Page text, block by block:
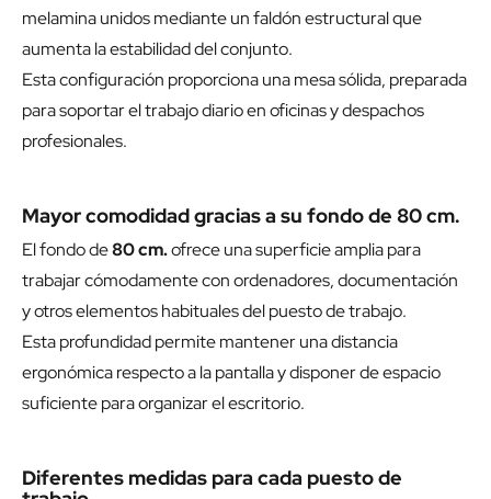
melamina unidos mediante un faldón estructural que
aumenta la estabilidad del conjunto.
Esta configuración proporciona una mesa sólida, preparada
para soportar el trabajo diario en oficinas y despachos
profesionales.
Mayor comodidad gracias a su fondo de 80 cm.
El fondo de80 cm.ofrece una superficie amplia para
trabajar cómodamente con ordenadores, documentación
y otros elementos habituales del puesto de trabajo.
Esta profundidad permite mantener una distancia
ergonómica respecto a la pantalla y disponer de espacio
suficiente para organizar el escritorio.
Diferentes medidas para cada puesto de